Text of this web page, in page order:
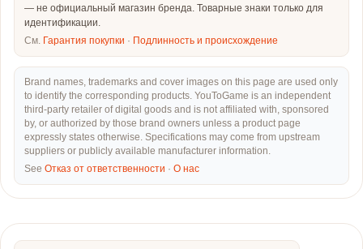
— не официальный магазин бренда. Товарные знаки только для
идентификации.
См. Гарантия покупки · Подлинность и происхождение
Brand names, trademarks and cover images on this page are used only
to identify the corresponding products. YouToGame is an independent
third-party retailer of digital goods and is not affiliated with, sponsored
by, or authorized by those brand owners unless a product page
expressly states otherwise. Specifications may come from upstream
suppliers or publicly available manufacturer information.
See Отказ от ответственности · О нас